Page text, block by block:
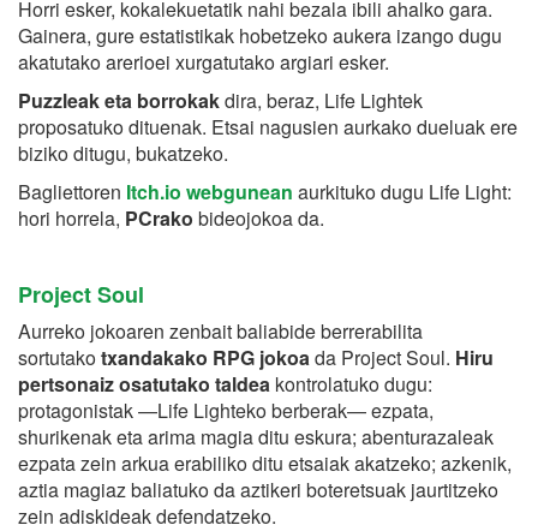
Horri esker, kokalekuetatik nahi bezala ibili ahalko gara.
Gainera, gure estatistikak hobetzeko aukera izango dugu
akatutako arerioei xurgatutako argiari esker.
Puzzleak eta borrokakdira, beraz, Life Lightek
proposatuko dituenak. Etsai nagusien aurkako dueluak ere
biziko ditugu, bukatzeko.
Bagliettoren Itch.io webgunean aurkituko dugu Life Light:
hori horrela, PCrako bideojokoa da.
Project Soul
Aurreko jokoaren zenbait baliabide berrerabilita
sortutakotxandakako RPG jokoa da Project Soul. Hiru
pertsonaiz osatutako taldea kontrolatuko dugu:
protagonistak —Life Lighteko berberak— ezpata,
shurikenak eta arima magia ditu eskura; abenturazaleak
ezpata zein arkua erabiliko ditu etsaiak akatzeko; azkenik,
aztia magiaz baliatuko da aztikeri boteretsuak jaurtitzeko
zein adiskideak defendatzeko.